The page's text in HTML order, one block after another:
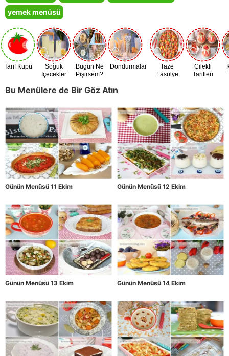
yemek menüsü
Tarif Küpü
Soğuk
İçecekler
Bugün Ne
Pişirsem?
Dondurmalar
Taze
Fasulye
Çilekli
Tarifleri
Bu Menülere de Bir Göz Atın
Günün Menüsü 11 Ekim Günün Menüsü 12 Ekim
Günün Menüsü 13 Ekim Günün Menüsü 14 Ekim